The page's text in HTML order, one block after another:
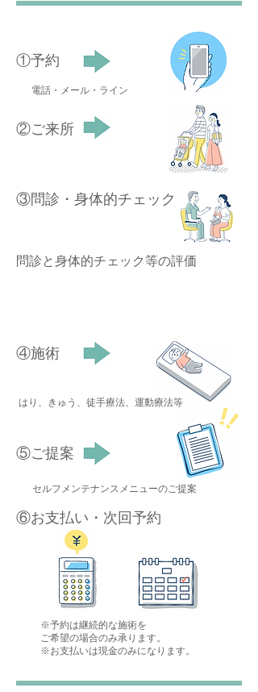
​①予約
②ご来所
③問診・身体的チェック
電話・メール・ライン
問診と身体的チェック等の評価
④施術
⑤ご提案
はり、きゅう、徒手療法、運動療法等
セルフメンテナンスメニューのご提案
⑥お支払い・次回予約
※予約は継続的な施術を
ご希望の場合のみ承ります。
​※お支払いは現金のみになります。